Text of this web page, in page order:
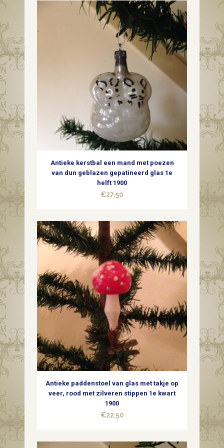
Antieke kerstbal een mand met poezen
van dun geblazen gepatineerd glas 1e
helft 1900
€27,50
Antieke paddenstoel van glas met takje op
veer, rood met zilveren stippen 1e kwart
1900
€22,50